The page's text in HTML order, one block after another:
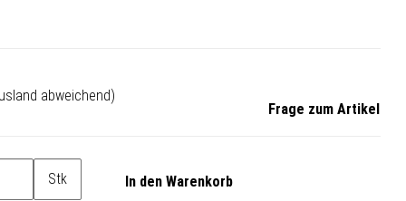
abweichend)
Frage zum Artikel
Stk In den Warenkorb